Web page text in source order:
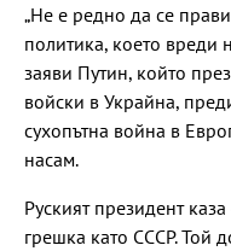
„Не е редно да се
политика, което вреди
заяви Путин, който
войски в Украйна,
сухопътна война в
насам.
Руският президент
грешка като СССР. Той